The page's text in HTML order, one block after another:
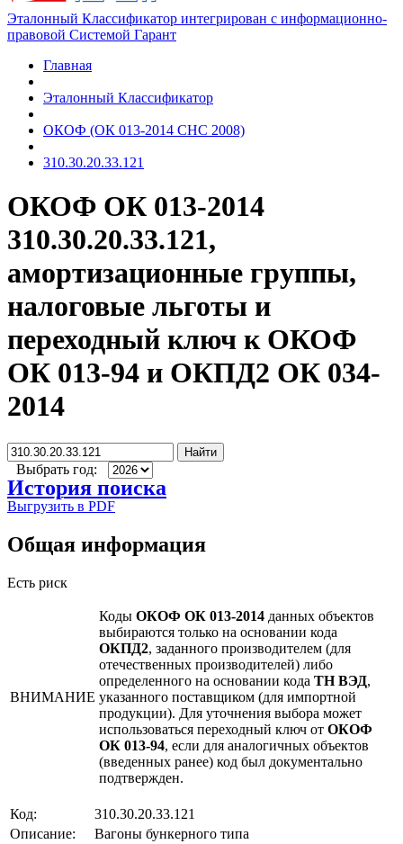
Эталонный Классификатор интегрирован с информационно-
правовой Системой Гарант
Главная
Эталонный Классификатор
ОКОФ (ОК 013-2014 СНС 2008)
310.30.20.33.121
ОКОФ ОК 013-2014
310.30.20.33.121,
амортизационные группы,
налоговые льготы и
переходный ключ к ОКОФ
ОК 013-94 и ОКПД2 ОК 034-
2014
Найти
Выбрать год:
История поиска
Выгрузить в PDF
Общая информация
Есть риск
ВНИМАНИЕ
Коды ОКОФ ОК 013-2014 данных объектов
выбираются только на основании кода
ОКПД2, заданного производителем (для
отечественных производителей) либо
определенного на основании кода ТН ВЭД,
указанного поставщиком (для импортной
продукции). Для уточнения выбора может
использоваться переходный ключ от ОКОФ
ОК 013-94, если для аналогичных объектов
(введенных ранее) код был документально
подтвержден.
Код:
310.30.20.33.121
Описание:
Вагоны бункерного типа